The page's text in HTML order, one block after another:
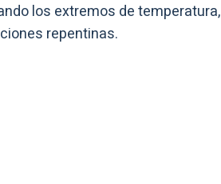
los extremos de temperatura,
repentinas.